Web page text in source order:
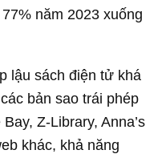
năm 2023 xuống
lậu sách điện tử khá
bản sao trái phép
Z-Library, Anna’s
khác, khả năng